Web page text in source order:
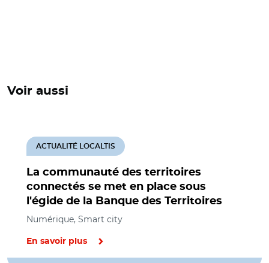
Voir aussi
La communauté des territoires
connectés se met en place sous
l'égide de la Banque des Territoires
ACTUALITÉ LOCALTIS
Numérique, Smart city
En savoir plus